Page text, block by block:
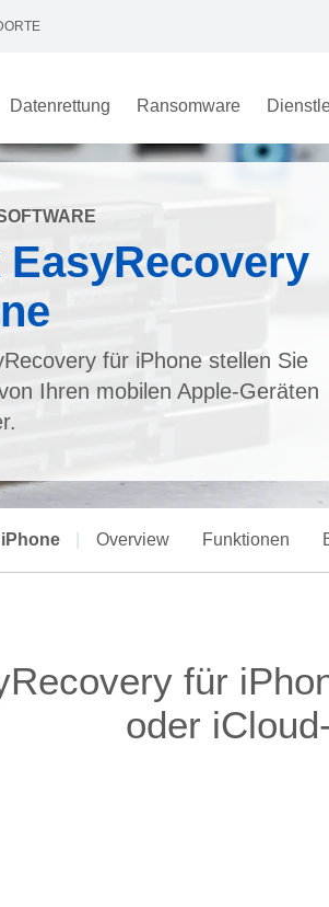
Datenrettung Ransomware
für iPhone stellen Sie
Ihren mobilen Apple-Geräten
Overview Funktionen
für
oder